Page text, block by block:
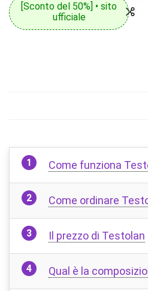
[Sconto del 50%] • sito
ufficiale
Come funziona
Come ordinare
Il prezzo di Testolan
Qual è la